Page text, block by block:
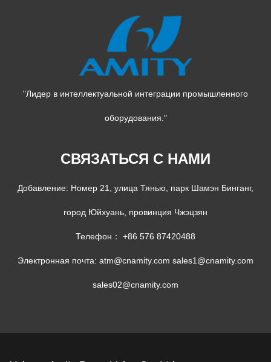
"Лидер в интеллектуальной интеграции промышленного
оборудования."
СВЯЗАТЬСЯ С НАМИ
Добавление: Номер 21, улица Тянью, парк Шамэн Бинганг,
город Юйхуань, провинция Чжэцзян
Телефон： +86 576 87420488
Электронная почта: atm@cnamity.com sales1@cnamity.com
sales02@cnamity.com